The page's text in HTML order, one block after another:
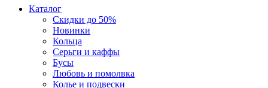
Каталог
Скидки до 50%
Новинки
Кольца
Серьги и каффы
Бусы
Любовь и помолвка
Колье и подвески